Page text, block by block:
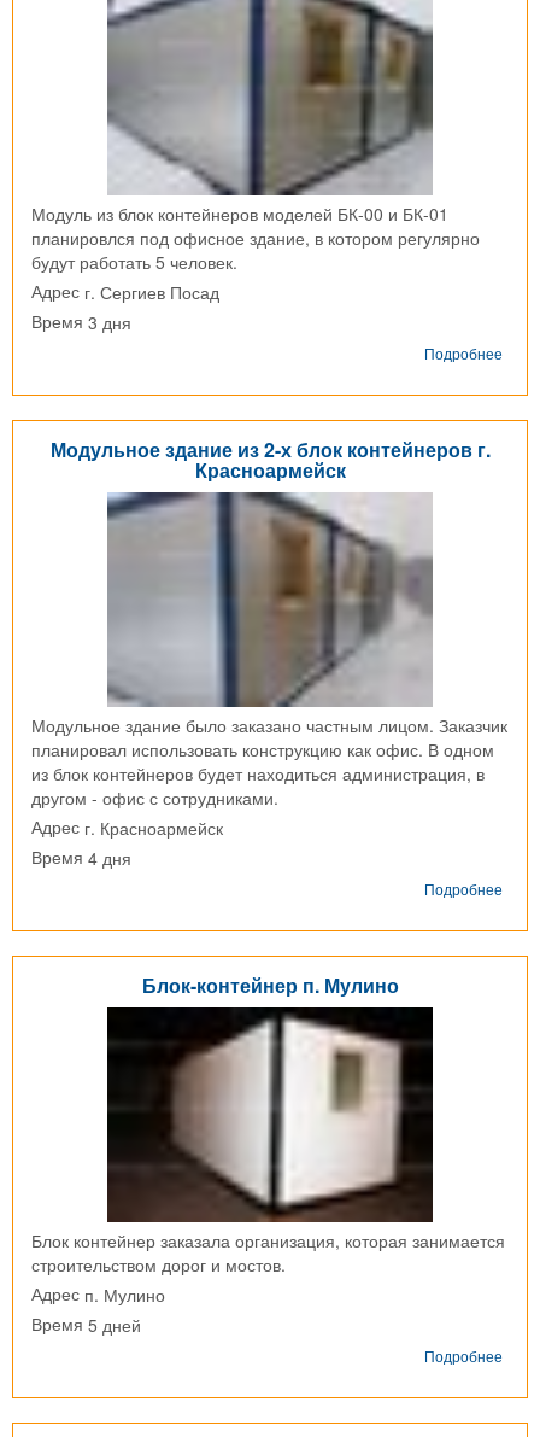
Модуль из блок контейнеров моделей БК-00 и БК-01
планировлся под офисное здание, в котором регулярно
будут работать 5 человек.
Адрес г. Сергиев Посад
Время 3 дня
Подробнее
из
Модульное здание из 2-х блок контейнеров г.
Красноармейск
Модульное здание было заказано частным лицом. Заказчик
планировал использовать конструкцию как офис. В одном
из блок контейнеров будет находиться администрация, в
другом - офис с сотрудниками.
Адрес г. Красноармейск
Время 4 дня
Подробнее
Блок-контейнер п. Мулино
Блок контейнер заказала организация, которая занимается
строительством дорог и мостов.
Адрес п. Мулино
Время 5 дней
Подробнее